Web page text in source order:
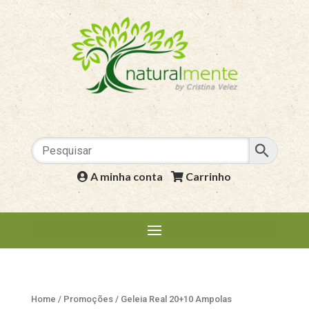
A minha conta | Carrinho
Home / Promoções/ Geleia Real 20+10 Ampolas